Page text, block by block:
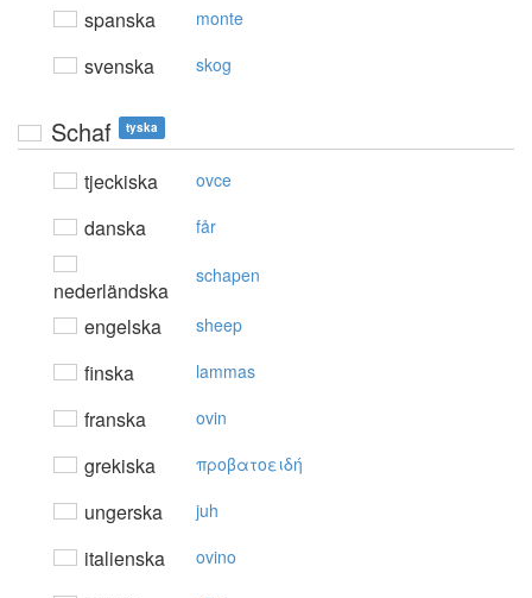
spanska monte
svenska skog
Schaf tyska
tjeckiska ovce
danska får
nederländska
schapen
engelska sheep
finska lammas
franska ovin
grekiska πρoβατoειδή
ungerska juh
italienska ovino